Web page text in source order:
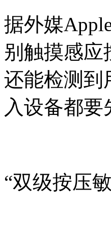
据外媒
别触摸感应
还能检测到
入设备都要
“双级按压